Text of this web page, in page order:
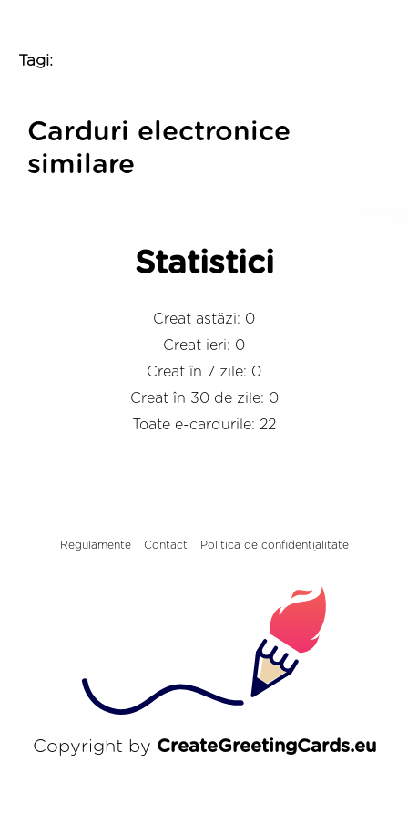
Tagi:
Carduri electronice
similare
Statistici
Creat astăzi: 0
Creat ieri: 0
Creat în 7 zile: 0
Creat în 30 de zile: 0
Toate e-cardurile: 22
Regulamente Contact Politica de confidențialitate
Copyright by CreateGreetingCards.eu